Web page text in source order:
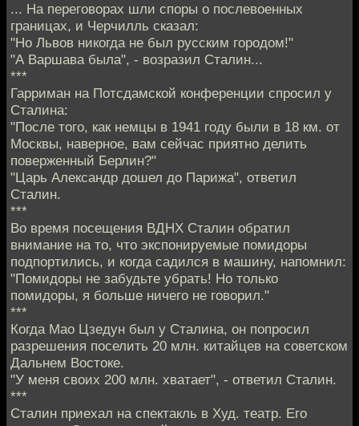
... На переговорах шли споры о послевоенных
границах, и Черчилль сказал:
"Но Львов никогда не был русским городом!"
"А Варшава была", - возразил Сталин...
***
Гарриман на Потсдамской конференции спросил у
Сталина:
"После того, как немцы в 1941 году были в 18 км. от
Москвы, наверное, вам сейчас приятно делить
поверженный Берлин?"
"Царь Александр дошел до Парижа", ответил
Сталин.
***
Во время посещения ВДНХ Сталин обратил
внимание на то, что экспонируемые помидоры
подпортились, и когда садился в машину, напомнил:
"Помидоры не забудьте убрать! Но только
помидоры, я больше ничего не говорил."
***
Когда Мао Цзедун был у Сталина, он попросил
разрешения поселить 20 млн. китайцев на советском
Дальнем Востоке.
"У меня своих 200 млн. хватает", - ответил Сталин.
***
Сталин приехал на спектакль в Худ. театр. Его